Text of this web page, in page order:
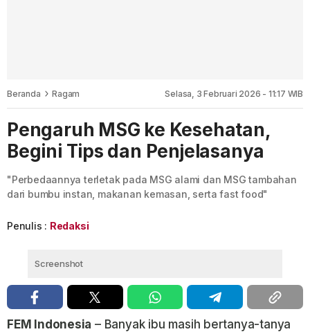
Beranda Ragam Selasa, 3 Februari 2026 - 11:17 WIB
Pengaruh MSG ke Kesehatan,
Begini Tips dan Penjelasanya
"Perbedaannya terletak pada MSG alami dan MSG tambahan
dari bumbu instan, makanan kemasan, serta fast food"
Penulis : Redaksi
Screenshot
FEM Indonesia – Banyak ibu masih bertanya-tanya